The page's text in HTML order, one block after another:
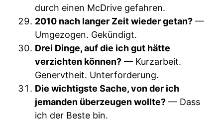
durch einen McDrive gefahren.
2010 nach langer Zeit wieder getan? —
Umgezogen. Gekündigt.
Drei Dinge, auf die ich gut hätte
verzichten können? — Kurzarbeit.
Genervtheit. Unterforderung.
Die wichtigste Sache, von der ich
jemanden überzeugen wollte? — Dass
ich der Beste bin.